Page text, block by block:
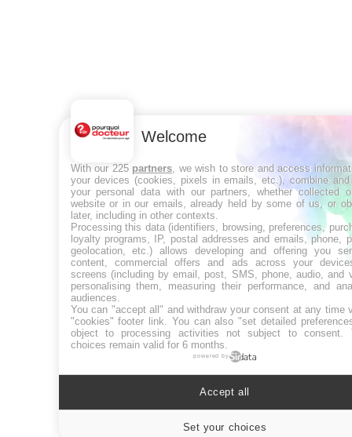
Welcome
With our 225 partners , we wish to store and access
your devices (cookies, pixels in emails, etc.), combine and
your personal data with our partners, whether collected
website or in our emails, already held by some of us, or
later, including in other contexts.
Processing this data (identifiers, browsing, preferences,
loyalty programs, IP, postal addresses and emails, phone,
geolocation, etc.) allows developing and offering you
content, commercial offers and ads across your
screens (including by email, post, SMS, phone, audio, and
personalising them, measuring their performance, and
audiences.
You can "accept all" and withdraw your consent at any time
"cookies" footer link . You can also "set detailed
object to processing activities not subject to consent.
choices remain valid for 6 months.
powered by
Set your choices
Accept all